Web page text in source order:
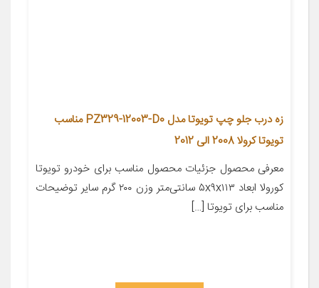
زه درب جلو چپ تویوتا مدل PZ329-12003-D0 مناسب
تویوتا کرولا 2008 الی 2012
معرفی محصول جزئیات محصول مناسب برای خودرو تویوتا
کورولا ابعاد ۵x۹x۱۱۳ سانتی‌متر وزن ۲۰۰ گرم سایر توضیحات
مناسب برای تویوتا […]